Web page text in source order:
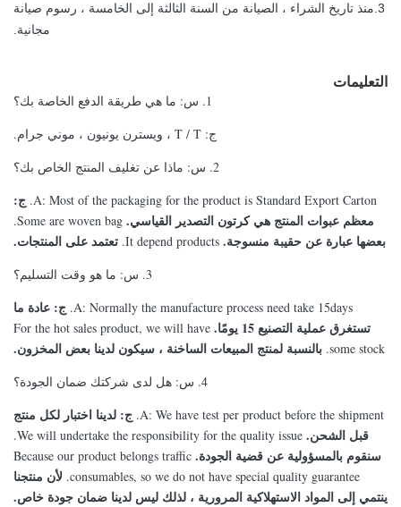
3.منذ تاريخ الشراء ، الصيانة من السنة الثالثة إلى الخامسة ، رسوم صيانة
مجانية.
التعليمات
1. س: ما هي طريقة الدفع الخاصة بك؟
ج: T / T ، ويسترن يونيون ، موني جرام.
2. س: ماذا عن تغليف المنتج الخاص بك؟
A: Most of the packaging for the product is Standard Export Carton. ج:
معظم عبوات المنتج هي كرتون التصدير القياسي. Some are woven bag.
بعضها عبارة عن حقيبة منسوجة. It depend products. تعتمد على المنتجات.
3. س: ما هو وقت التسليم؟
A: Normally the manufacture process need take 15days. ج: عادة ما
تستغرق عملية التصنيع 15 يومًا.
For the hot sales product, we will have
some stock. بالنسبة لمنتج المبيعات الساخنة ، سيكون لدينا بعض المخزون.
4. س: هل لدى شركتك ضمان الجودة؟
A: We have test per product before the shipment. ج: لدينا اختبار لكل منتج
قبل الشحن. We will undertake the responsibility for the quality issue.
سنقوم بالمسؤولية عن قضية الجودة. Because our product belongs traffic
consumables, so we do not have special quality guarantee. لأن منتجنا
ينتمي إلى المواد الاستهلاكية المرورية ، لذلك ليس لدينا ضمان جودة خاص.